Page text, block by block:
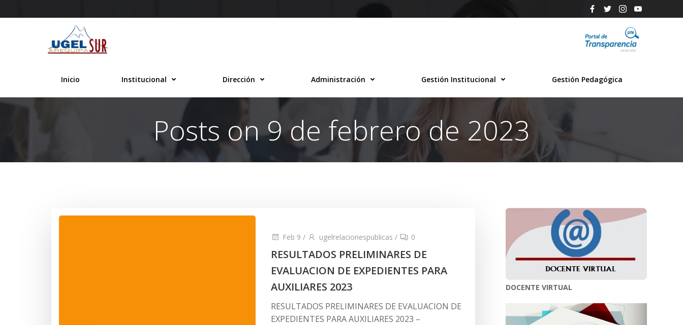
al
Inicio Institucional Dirección Administración Gestión Institucional Gestión Pedagógica
Posts on 9 de febrero de 2023
Feb 9 / ugelrelacionespublicas / 0
RESULTADOS PRELIMINARES DE
EVALUACION DE EXPEDIENTES PARA
AUXILIARES 2023
RESULTADOS PRELIMINARES DE EVALUACION DE
EXPEDIENTES PARA AUXILIARES 2023 –
DOCENTE VIRTUAL